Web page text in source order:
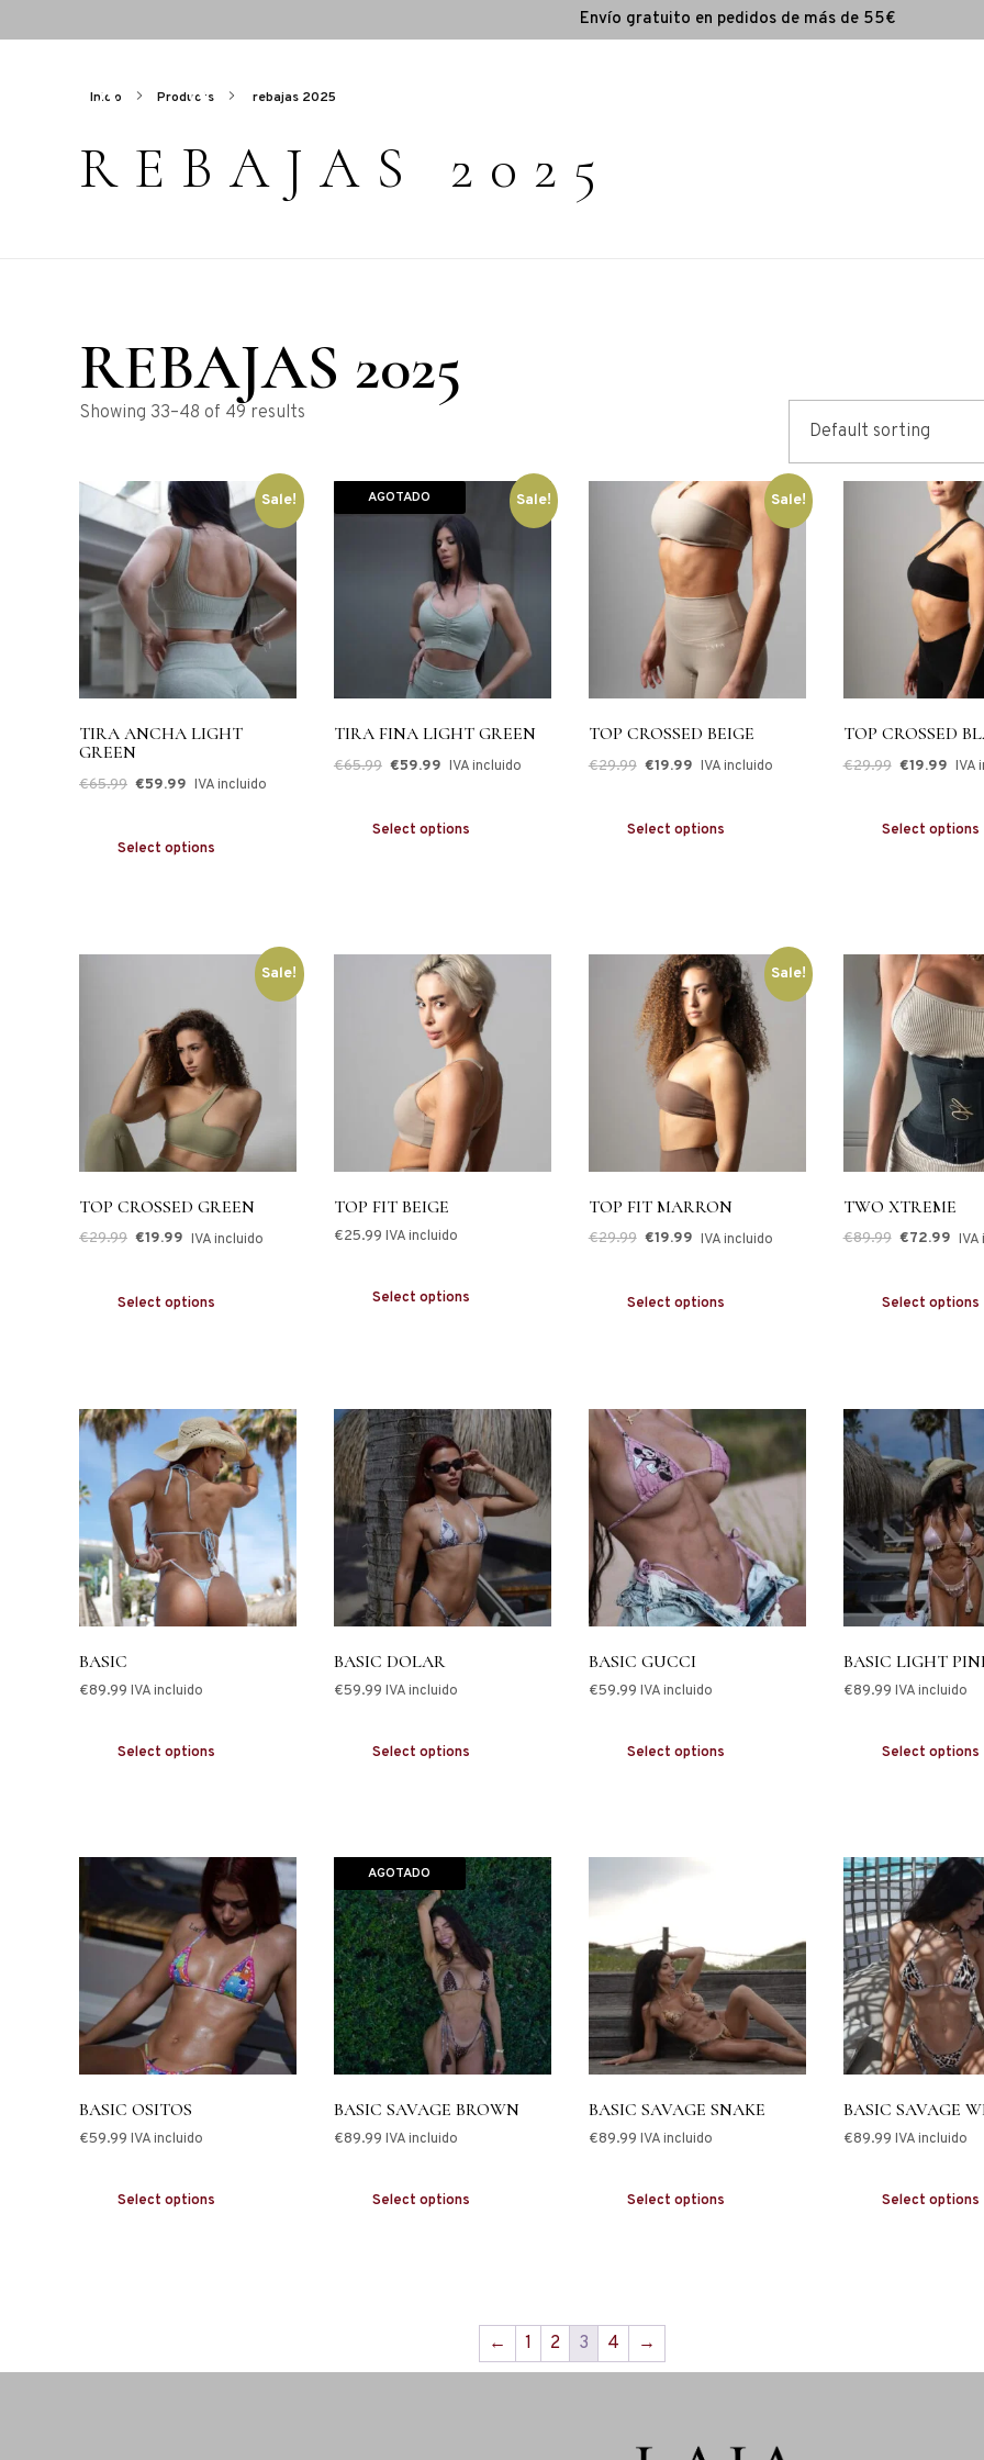
Envío gratuito en pedidos de más de 55€
Inicio Products rebajas 2025
REBAJAS 2025
REBAJAS 2025
Showing 33–48 of 49 results
Sale!
TIRA ANCHA LIGHT
GREEN
€65.99 €59.99 IVA incluido
Select options
Sale!
AGOTADO
TIRA FINA LIGHT GREEN
€65.99 €59.99 IVA incluido
Select options
Sale!
TOP CROSSED BEIGE
€29.99 €19.99 IVA incluido
Select options
TOP CROSSED
€29.99 €19.99 IVA
Select options
Sale!
TOP CROSSED GREEN
€29.99 €19.99 IVA incluido
Select options
TOP FIT BEIGE
€25.99 IVA incluido
Select options
Sale!
TOP FIT MARRON
€29.99 €19.99 IVA incluido
Select options
TWO XTREME
€89.99 €72.99 IVA
Select options
BASIC
€89.99 IVA incluido
Select options
BASIC DOLAR
€59.99 IVA incluido
Select options
BASIC GUCCI
€59.99 IVA incluido
Select options
BASIC LIGHT
€89.99 IVA incluido
Select options
BASIC OSITOS
€59.99 IVA incluido
Select options
AGOTADO
BASIC SAVAGE BROWN
€89.99 IVA incluido
Select options
BASIC SAVAGE SNAKE
€89.99 IVA incluido
Select options
BASIC SAVAGE
€89.99 IVA incluido
Select options
← 1 2 3 4 →